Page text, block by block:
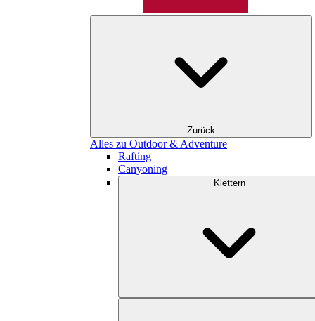
Zurück
Alles zu Outdoor & Adventure
Rafting
Canyoning
Klettern